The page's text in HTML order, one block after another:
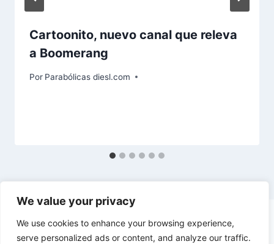
We value your privacy
We use cookies to enhance your browsing experience,
serve personalized ads or content, and analyze our traffic.
Cartoonito, nuevo canal que releva
a Boomerang
Por Parabólicas diesl.com